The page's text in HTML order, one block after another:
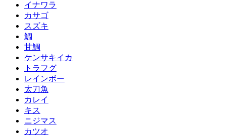
イナワラ
カサゴ
スズキ
鯛
甘鯛
ケンサキイカ
トラフグ
レインボー
太刀魚
カレイ
キス
ニジマス
カツオ